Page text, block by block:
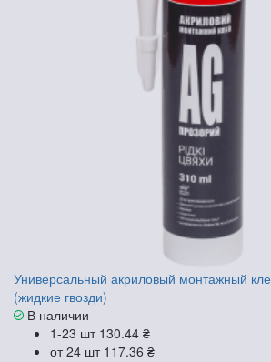
Универсальный акриловый монтажный
(жидкие гвозди)
В наличии
1-23 шт 130.44 ₴
от 24 шт 117.36 ₴